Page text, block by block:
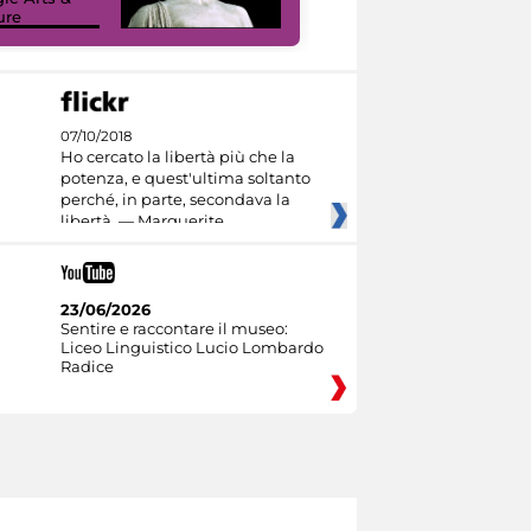
07/10/2018
Ho cercato la libertà più che la
potenza, e quest'ultima soltanto
perché, in parte, secondava la
libertà. — Marguerite
23/06/2026
Sentire e raccontare il museo:
Liceo Linguistico Lucio Lombardo
Radice